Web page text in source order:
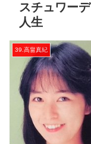
スチュワー
人生
39.高畠真紀